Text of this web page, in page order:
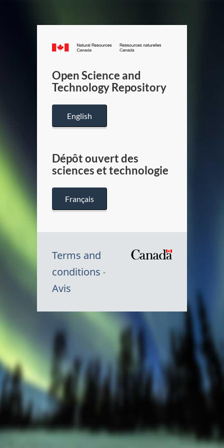
Canada.ca
/
Canada
Open Science and
Technology Repository
English
Dépôt ouvert des
sciences et technologie
Français
Terms and
conditions
Avis
Canada